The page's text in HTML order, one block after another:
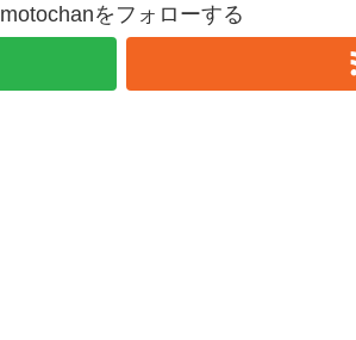
motochanをフォローする